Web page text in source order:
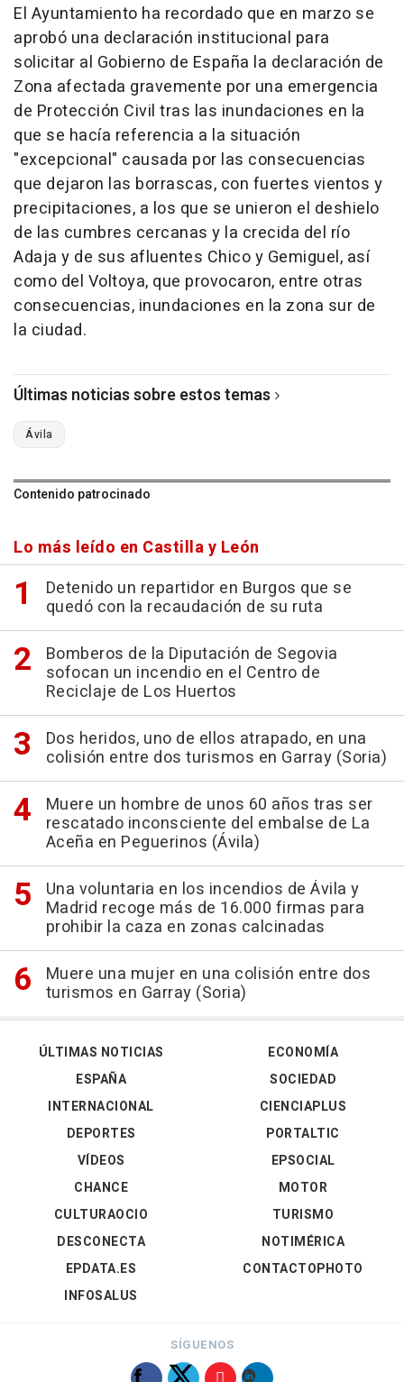
El Ayuntamiento ha recordado que en marzo se
aprobó una declaración institucional para
solicitar al Gobierno de España la declaración de
Zona afectada gravemente por una emergencia
de Protección Civil tras las inundaciones en la
que se hacía referencia a la situación
"excepcional" causada por las consecuencias
que dejaron las borrascas, con fuertes vientos y
precipitaciones, a los que se unieron el deshielo
de las cumbres cercanas y la crecida del río
Adaja y de sus afluentes Chico y Gemiguel, así
como del Voltoya, que provocaron, entre otras
consecuencias, inundaciones en la zona sur de
la ciudad.
Últimas noticias sobre estos temas
Ávila
Contenido patrocinado
Lo más leído en Castilla y León
Detenido un repartidor en Burgos que se
quedó con la recaudación de su ruta
Bomberos de la Diputación de Segovia
sofocan un incendio en el Centro de
Reciclaje de Los Huertos
Dos heridos, uno de ellos atrapado, en una
colisión entre dos turismos en Garray (Soria)
Muere un hombre de unos 60 años tras ser
rescatado inconsciente del embalse de La
Aceña en Peguerinos (Ávila)
Una voluntaria en los incendios de Ávila y
Madrid recoge más de 16.000 firmas para
prohibir la caza en zonas calcinadas
Muere una mujer en una colisión entre dos
turismos en Garray (Soria)
ÚLTIMAS NOTICIAS
ESPAÑA
INTERNACIONAL
DEPORTES
VÍDEOS
ECONOMÍA
SOCIEDAD
CIENCIAPLUS
PORTALTIC
EPSOCIAL
CHANCE
CULTURAOCIO
DESCONECTA
EPDATA.ES
INFOSALUS
MOTOR
TURISMO
NOTIMÉRICA
CONTACTOPHOTO
SÍGUENOS